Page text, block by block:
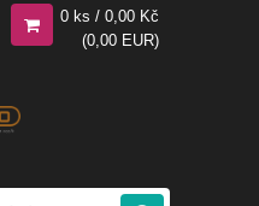
0 ks / 0,00 Kč
(0,00 EUR)